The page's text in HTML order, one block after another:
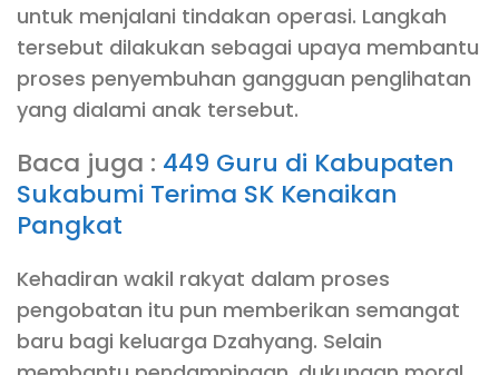
untuk menjalani tindakan operasi. Langkah
tersebut dilakukan sebagai upaya membantu
proses penyembuhan gangguan penglihatan
yang dialami anak tersebut.
Baca juga : 449 Guru di Kabupaten
Sukabumi Terima SK Kenaikan
Pangkat
Kehadiran wakil rakyat dalam proses
pengobatan itu pun memberikan semangat
baru bagi keluarga Dzahyang. Selain